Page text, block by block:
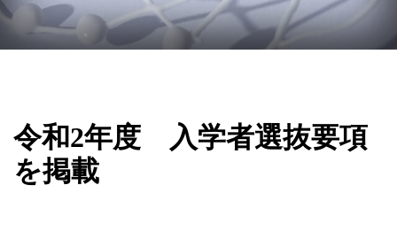
令和2年度 入学者選抜要項
を掲載